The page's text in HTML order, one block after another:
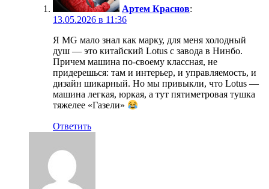
Артем Краснов:
13.05.2026 в 11:36
Я MG мало знал как марку, для меня холодный
душ — это китайский Lotus с завода в Нинбо.
Причем машина по-своему классная, не
придерешься: там и интерьер, и управляемость, и
дизайн шикарный. Но мы привыкли, что Lotus —
машина легкая, юркая, а тут пятиметровая тушка
тяжелее «Газели»
Ответить